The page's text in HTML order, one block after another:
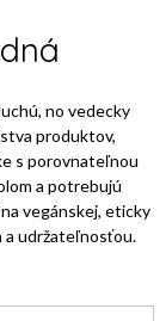
no vedecky
produktov,
s porovnateľnou
a potrebujú
vegánskej, eticky
a udržateľnosťou.